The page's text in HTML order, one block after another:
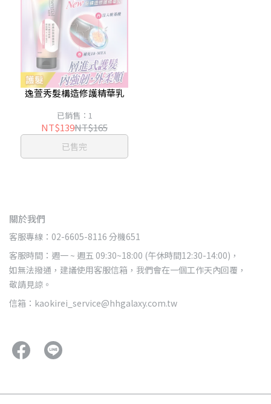
逸萱秀髮構造修護精華乳
已銷售：1
NT$139NT$165
已售完
關於我們
客服專線：02-6605-8116 分機651
客服時間：週一 ~ 週五 09:30~18:00 (午休時間12:30-14:00)，
如無法撥通，建議使用客服信箱，我們會在一個工作天內回覆，
敬請見諒。
信箱：kaokirei_service@hhgalaxy.com.tw